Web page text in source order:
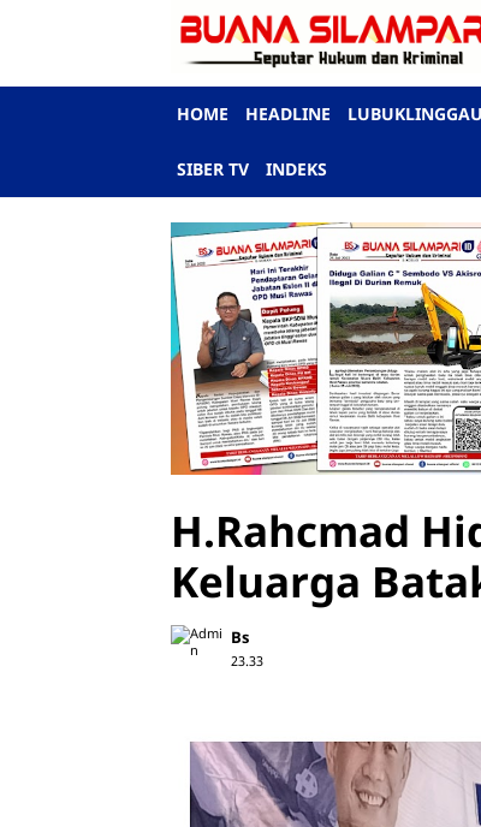
HOME HEADLINE LUBUKLINGGAU
SIBER TV INDEKS
H.Rahcmad
Keluarga
Bs
23.33